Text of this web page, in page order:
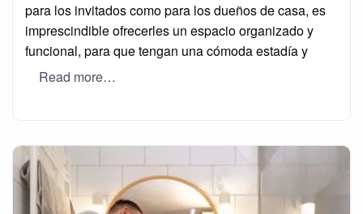
para los invitados como para los dueños de casa, es
imprescindible ofrecerles un espacio organizado y
funcional, para que tengan una cómoda estadía y
Read more…